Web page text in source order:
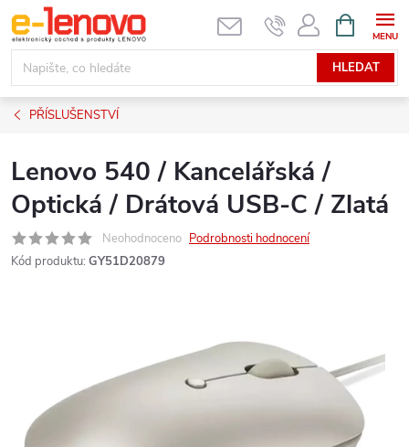
Přejít
na
obsah
HLEDAT
NÁKUPNÍ
KOŠÍK
PŘÍSLUŠENSTVÍ
Lenovo 540 / Kancelářská /
Optická / Drátová USB-C / Zlatá
Neohodnoceno Podrobnosti hodnocení
Kód produktu: GY51D20879